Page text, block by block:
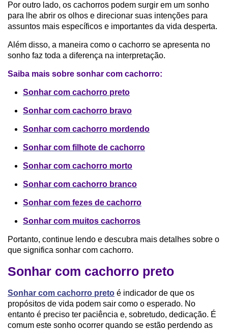
Por outro lado, os cachorros podem surgir em um sonho
para lhe abrir os olhos e direcionar suas intenções para
assuntos mais específicos e importantes da vida desperta.
Além disso, a maneira como o cachorro se apresenta no
sonho faz toda a diferença na interpretação.
Saiba mais sobre sonhar com cachorro:
Sonhar com cachorro preto
Sonhar com cachorro bravo
Sonhar com cachorro mordendo
Sonhar com filhote de cachorro
Sonhar com cachorro morto
Sonhar com cachorro branco
Sonhar com fezes de cachorro
Sonhar com muitos cachorros
Portanto, continue lendo e descubra mais detalhes sobre o
que significa sonhar com cachorro.
Sonhar com cachorro preto
Sonhar com cachorro preto é indicador de que os
propósitos de vida podem sair como o esperado. No
entanto é preciso ter paciência e, sobretudo, dedicação. É
comum este sonho ocorrer quando se estão perdendo as